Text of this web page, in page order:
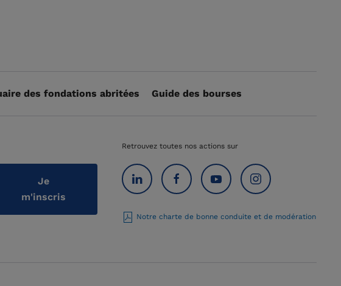
des fondations abritées Guide des bourses
Je
m'inscris
Retrouvez toutes nos actions sur
Notre charte de bonne conduite et de modération